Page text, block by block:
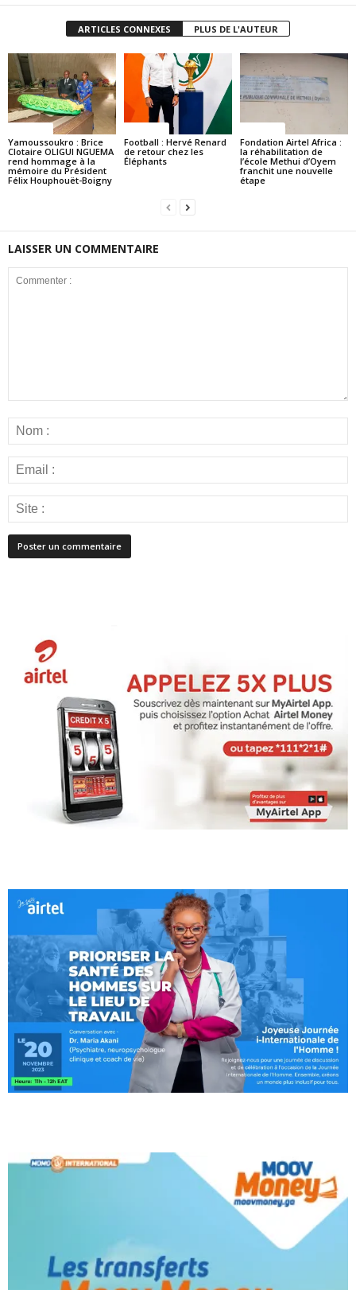
ARTICLES CONNEXES PLUS DE L'AUTEUR
Yamoussoukro : Brice
Clotaire OLIGUI NGUEMA
rend hommage à la
mémoire du Président
Félix Houphouët-Boigny
Football : Hervé Renard
de retour chez les
Éléphants
Fondation Airtel Africa :
la réhabilitation de
l’école Methui d’Oyem
franchit une nouvelle
étape
LAISSER UN COMMENTAIRE